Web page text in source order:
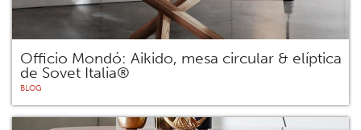
Officio Mondó: Aikido, mesa circular & elíptica
de Sovet Italia®
BLOG